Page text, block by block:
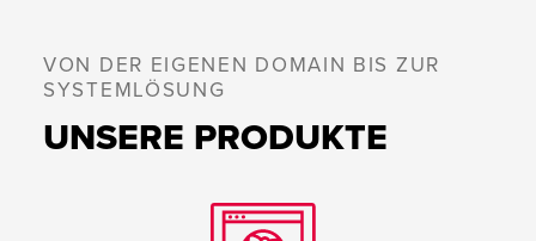
VON DER EIGENEN DOMAIN BIS ZUR
SYSTEMLÖSUNG
UNSERE PRODUKTE